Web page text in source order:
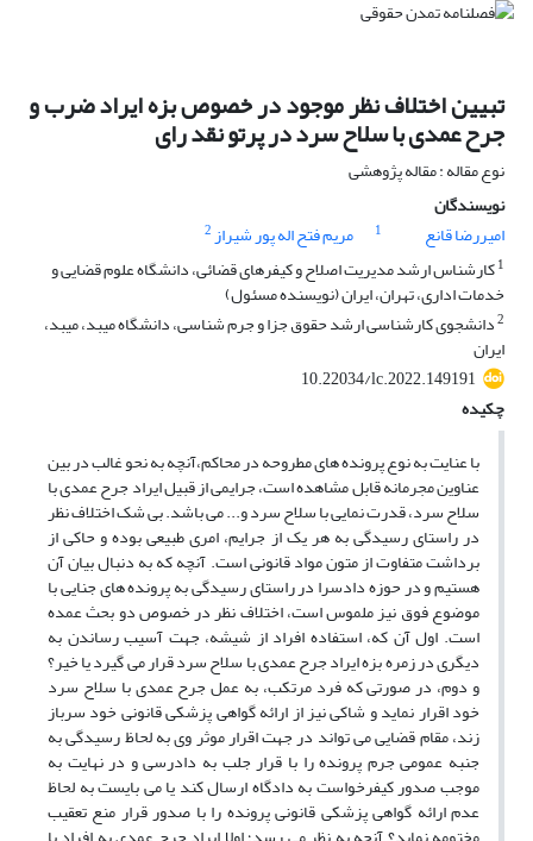
تبیین اختلاف نظر موجود در خصوص بزه ایراد ضرب و
جرح عمدی با سلاح سرد در پرتو نقد رای
نوع مقاله : مقاله پژوهشی
نویسندگان
امیررضا قانع
1 مریم فتح اله پور شیراز2
1کارشناس ارشد مدیریت اصلاح و کیفرهای قضائی، دانشگاه علوم قضایی و
خدمات اداری، تهران، ایران (نویسنده مسئول)
2دانشجوی کارشناسی ارشد حقوق جزا و جرم شناسی، دانشگاه میبد، میبد،
ایران
10.22034/lc.2022.149191
چکیده
با عنایت به نوع پرونده های مطروحه در محاکم،آنچه به نحو غالب در بین
عناوین مجرمانه قابل مشاهده است، جرایمی از قبیل ایراد جرح عمدی با
سلاح سرد، قدرت نمایی با سلاح سرد و... می ­باشد. بی ­شک اختلاف نظر
در راستای رسیدگی به هر یک از جرایم، امری طبیعی بوده و حاکی از
برداشت متفاوت از متون مواد قانونی است. آنچه ­که به دنبال بیان آن
هستیم و در حوزه دادسرا در راستای رسیدگی به پرونده های جنایی با
موضوع فوق نیز ملموس است، اختلاف نظر در خصوص دو بحث عمده
است. اول آن که، استفاده افراد از شیشه، جهت آسیب رساندن به
دیگری در زمره بزه ایراد جرح عمدی با سلاح سرد قرار می ­گیرد یا خیر؟
و دوم، در صورتی که فرد مرتکب، به عمل جرح عمدی با سلاح سرد
خود اقرار نماید و شاکی نیز از ارائه گواهی پزشکی قانونی خود سرباز
زند، مقام قضایی می ­تواند در جهت اقرار موثر وی به لحاظ رسیدگی به
جنبه عمومی جرم پرونده را با قرار جلب به دادرسی و در نهایت به
موجب صدور کیفرخواست به دادگاه ارسال کند یا می ­بایست به لحاظ
عدم ارائه گواهی پزشکی قانونی پرونده را با صدور قرار منع تعقیب